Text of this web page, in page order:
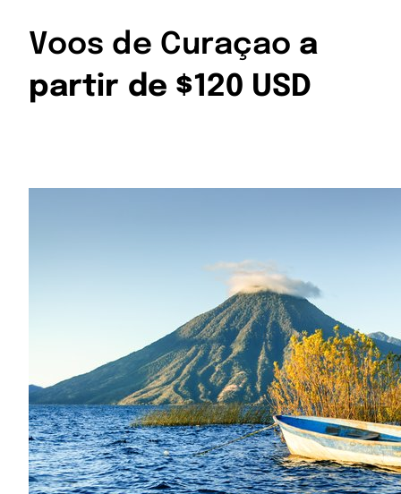
Voos de Curaçao a
partir de $120 USD